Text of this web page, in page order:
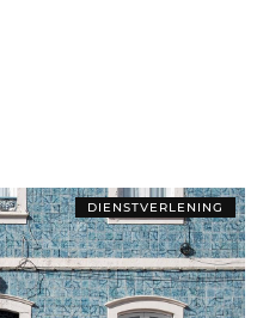
DIENSTVERLENING